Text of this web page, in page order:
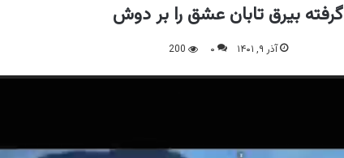
گرفته بیرق تابان عشق را بر دوش
آذر ۹, ۱۴۰۱ ۰ 200